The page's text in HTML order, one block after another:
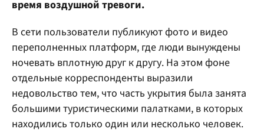
время воздушной тревоги.
В сети пользователи публикуют фото и видео
переполненных платформ, где люди вынуждены
ночевать вплотную друг к другу. На этом фоне
отдельные корреспонденты выразили
недовольство тем, что часть укрытия была занята
большими туристическими палатками, в которых
находились только один или несколько человек.